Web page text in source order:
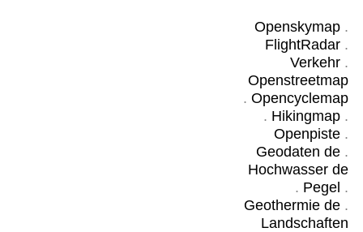
Openskymap.
FlightRadar.
Verkehr.
Openstreetmap
. Opencyclemap
. Hikingmap.
Openpiste.
Geodaten de.
Hochwasser de
. Pegel .
Geothermie de.
Landschaften